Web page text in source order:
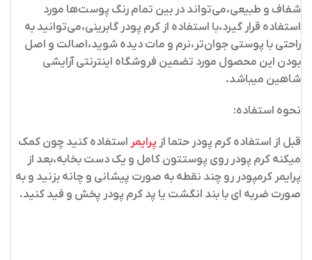
شفاف و طبیعی،می‌تواند در بین تمام رنگ پوست‌ها مورد
استفاده قرار گیرد،با استفاده از کرم پودر گابرینی،می‌توانید به
راحتی با پوستی جوان‌تر،نرم و مات دیده شوید،اصالت و اصل
بودن این محصول مورد تضمین فروشگاه اینترنتی آرایشی
شاهین میباشد.
نحوه استفاده:
قبل از استفاده کرم پودر حتما از پرایمر استفاده کنید چون کمک
میکنه کرم پودر روی پوستتون کامل و یک دست بخابه،بعد از
پرایمر کرمپودر رو چند نقطه به صورت پیشانی و چانه بزنید و به
صورت ضربه ای با بند انگشت یا پد کرم پودر پخش و فید کنید.